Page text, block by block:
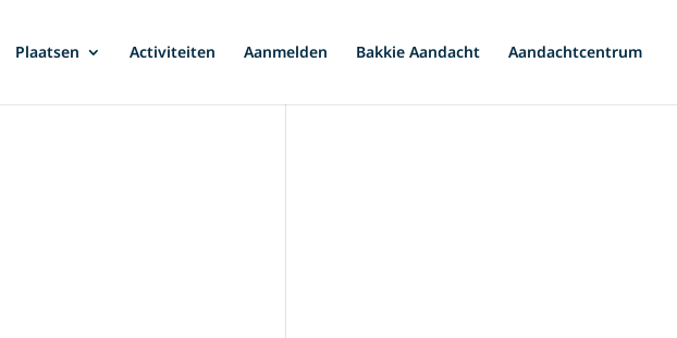
Plaatsen Activiteiten Aanmelden Bakkie Aandacht Aandachtcentrum